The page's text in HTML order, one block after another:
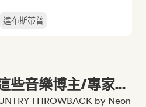
達布斯蒂普
些音樂博主/專家...
THROWBACK by Neon